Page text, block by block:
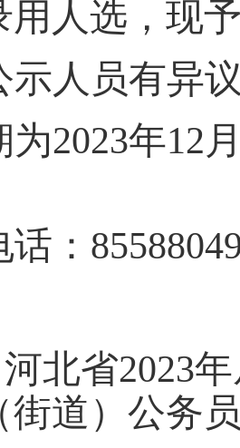
用人选，现
示人员有异
为2023年12
：
北省2023
街道）公务